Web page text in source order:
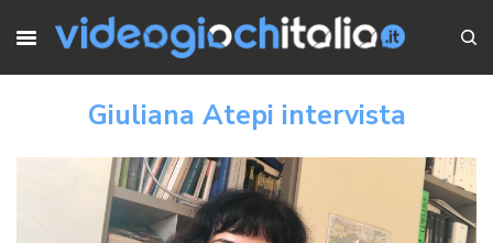
Giuliana Atepi intervista